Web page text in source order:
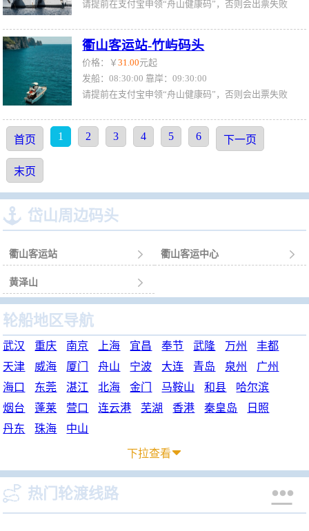
请提前在支付宝申领“舟山健康码”，否则会出票失败
衢山客运站-竹屿码头
价格：￥31.00元起
发船：08:30:00 靠岸：09:30:00
请提前在支付宝申领“舟山健康码”，否则会出票失败
首页 1 2 3 4 5 6 下一页
末页
 岱山周边码头
衢山客运站  衢山客运中心 
黄泽山 
轮船地区导航
武汉 重庆 南京 上海 宜昌 奉节 武隆 万州
丰都
天津
威海 厦门 舟山 宁波 大连 青岛 泉州
广州
海口
东莞 湛江 北海 金门 马鞍山 和县
哈尔滨
烟台
蓬莱 营口 连云港 芜湖 香港 秦皇岛
日照
丹东
珠海 中山
下拉查看
 热门轮渡线路 